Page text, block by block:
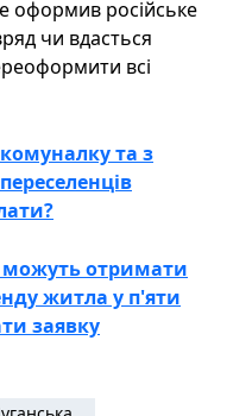
оформив російське
чи вдасться
всі
та з
можуть отримати
житла у п'яти
заявку